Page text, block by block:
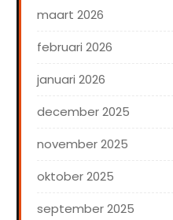
maart 2026
februari 2026
januari 2026
december 2025
november 2025
oktober 2025
september 2025